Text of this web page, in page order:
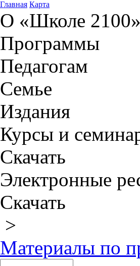
Главная Карта
О «Школе 2100»
Программы
Педагогам
Семье
Издания
Курсы и
Скачать
Электронные
Скачать
>
Материалы по